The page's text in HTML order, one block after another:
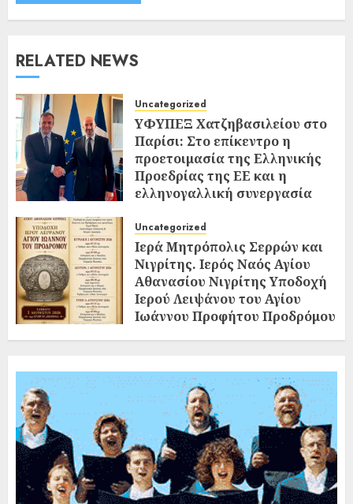
RELATED NEWS
Uncategorized
ΥΦΥΠΕΞ Χατζηβασιλείου στο
Παρίσι: Στο επίκεντρο η
προετοιμασία της Ελληνικής
Προεδρίας της ΕΕ και η
ελληνογαλλική συνεργασία
Uncategorized
Ιερά Μητρόπολις Σερρών και
Νιγρίτης. Ιερός Ναός Αγίου
Αθανασίου Νιγρίτης Υποδοχή
Ιερού Λειψάνου του Αγίου
Ιωάννου Προφήτου Προδρόμου